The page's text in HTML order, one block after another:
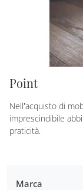
Marca
Point
Nell’acquisto di
imprescindibile
praticità.